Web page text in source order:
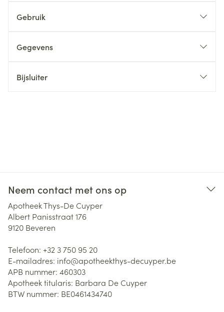
Gebruik
Gegevens
Bijsluiter
Neem contact met ons op
Apotheek Thys-De Cuyper
Albert Panisstraat 176
9120 Beveren
Telefoon: +32 3 750 95 20
E-mailadres: info@apotheekthys-decuyper.be
APB nummer: 460303
Apotheek titularis: Barbara De Cuyper
BTW nummer: BE0461434740